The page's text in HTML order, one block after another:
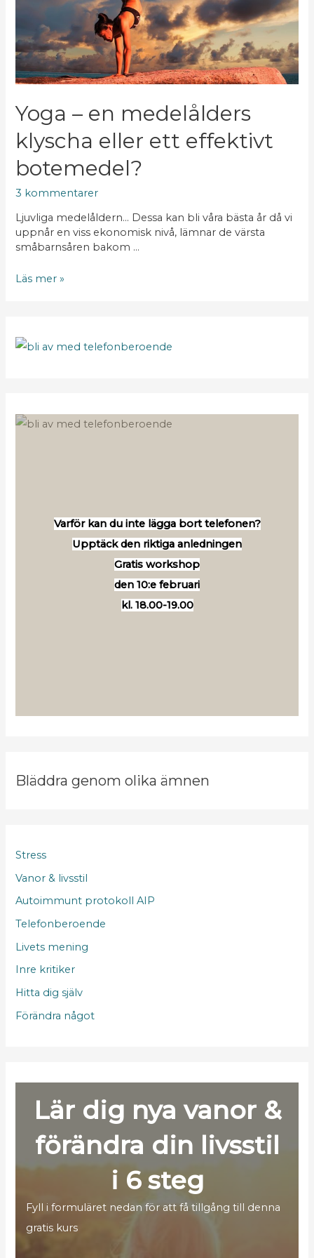
Yoga – en medelålders
klyscha eller ett effektivt
botemedel?
3 kommentarer
Ljuvliga medelåldern… Dessa kan bli våra bästa år då vi
uppnår en viss ekonomisk nivå, lämnar de värsta
småbarnsåren bakom …
Läs mer »
Varför kan du inte lägga bort telefonen?
Upptäck den riktiga anledningen
Gratis workshop
den 10:e februari
kl. 18.00-19.00
Bläddra genom olika ämnen
Stress
Vanor & livsstil
Autoimmunt protokoll AIP
Telefonberoende
Livets mening
Inre kritiker
Hitta dig själv
Förändra något
Lär dig nya vanor &
förändra din livsstil
i 6 steg
Fyll i formuläret nedan för att få tillgång till denna
gratis kurs